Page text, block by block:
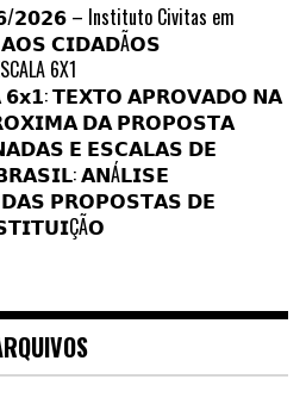
– Instituto Civitas em
𝗖𝗜𝗗𝗔𝗗Ã𝗢𝗦
6X1
𝟲𝘅𝟭: 𝗧𝗘𝗫𝗧𝗢 𝗔𝗣𝗥𝗢𝗩𝗔𝗗𝗢 𝗡𝗔
𝗗𝗔 𝗣𝗥𝗢𝗣𝗢𝗦𝗧𝗔
𝗘 𝗘𝗦𝗖𝗔𝗟𝗔𝗦 𝗗𝗘
𝗔𝗡Á𝗟𝗜𝗦𝗘
𝗣𝗥𝗢𝗣𝗢𝗦𝗧𝗔𝗦 𝗗𝗘